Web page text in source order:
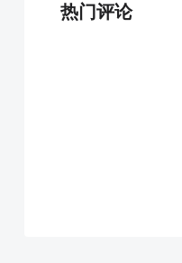
热门评论